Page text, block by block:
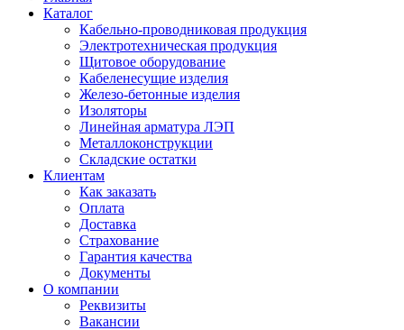
Каталог
Кабельно-проводниковая продукция
Электротехническая продукция
Щитовое оборудование
Кабеленесущие изделия
Железо-бетонные изделия
Изоляторы
Линейная арматура ЛЭП
Металлоконструкции
Складские остатки
Клиентам
Как заказать
Оплата
Доставка
Страхование
Гарантия качества
Документы
О компании
Реквизиты
Вакансии